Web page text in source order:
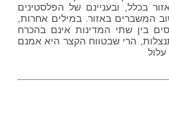
בכלל, ובעניינם של הפלסטינים
המשברים באזור. במילים אחרות,
בין שתי המדינות אינם בהכרח
הרי שבטווח הקצר היא אמנם